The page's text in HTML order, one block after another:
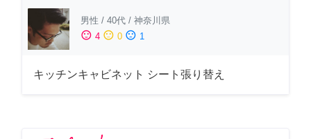
男性 / 40代 / 神奈川県
sentiment_satisfied 4 sentiment_neutral 0 sentiment_dissatisfied 1
キッチンキャビネット シート張り替え